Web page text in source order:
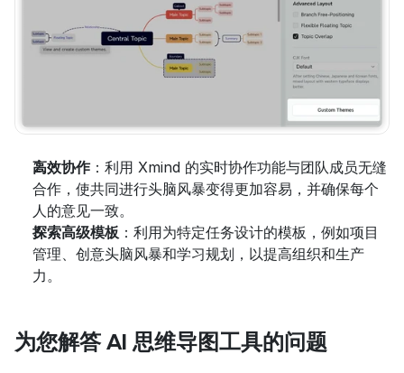
高效协作：利用 Xmind 的实时协作功能与团队成员无缝
合作，使共同进行头脑风暴变得更加容易，并确保每个
人的意见一致。
探索高级模板 ：利用为特定任务设计的模板，例如项目
管理、创意头脑风暴和学习规划，以提高组织和生产
力。
为您解答 AI 思维导图工具的问题